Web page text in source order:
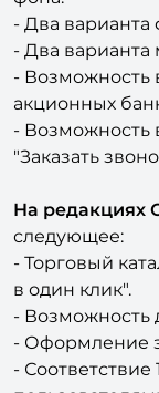
- Два варианта
-
акционных
-
"Заказать
следующее:
- Торговый
в один клик".
- Возможность
- Оформление
-